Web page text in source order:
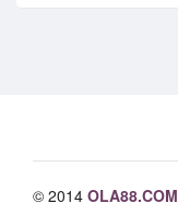
© 2014 OLA88.COM